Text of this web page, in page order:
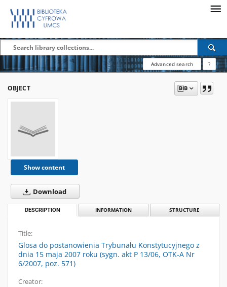
Advanced search ?
OBJECT
Show content
Download
DESCRIPTION INFORMATION STRUCTURE
Title:
Glosa do postanowienia Trybunału Konstytucyjnego z
dnia 15 maja 2007 roku (sygn. akt P 13/06, OTK-A Nr
6/2007, poz. 571)
Creator: